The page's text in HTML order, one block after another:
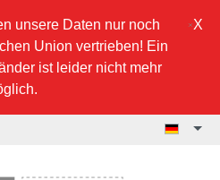
unsere Daten nur noch
Union vertrieben! Ein
ist leider nicht mehr